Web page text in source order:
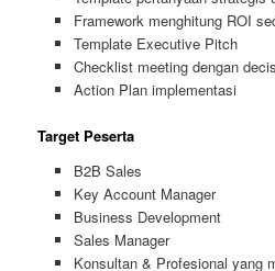
Framework menghitung ROI
Template Executive Pitch
Checklist meeting dengan
Action Plan implementasi
Target Peserta
B2B Sales
Key Account Manager
Business Development
Sales Manager
Konsultan & Profesional yang